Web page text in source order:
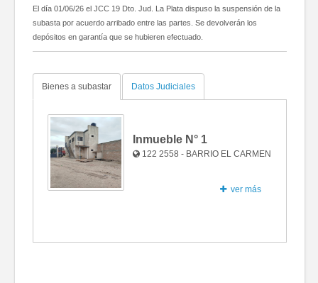
El día 01/06/26 el JCC 19 Dto. Jud. La Plata dispuso la suspensión de la
subasta por acuerdo arribado entre las partes. Se devolverán los
depósitos en garantía que se hubieren efectuado.
Bienes a subastar Datos Judiciales
Inmueble N° 1
122 2558 - BARRIO EL CARMEN
ver más
Fotos